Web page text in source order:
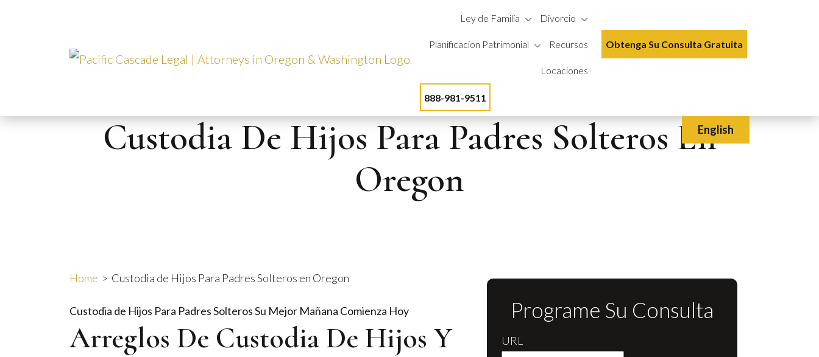
Ley de Familia Divorcio
Planificacion Patrimonial Recursos
Locaciones
Obtenga Su Consulta Gratuita
888-981-9511
English
Custodia De Hijos Para Padres Solteros En
Oregon
Home > Custodia de Hijos Para Padres Solteros en Oregon
Custodia de Hijos Para Padres SolterosSu Mejor Mañana Comienza Hoy
Arreglos De Custodia De Hijos Y
Programe Su Consulta
URL